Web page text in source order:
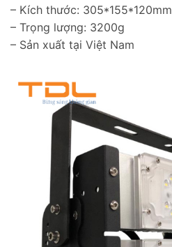
– Kích thước: 305*155*120mm
– Trọng lượng: 3200g
– Sản xuất tại Việt Nam